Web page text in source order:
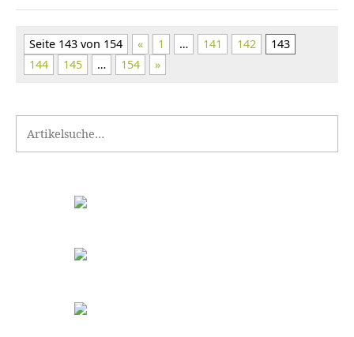
Seite 143 von 154 « 1 … 141 142
143
144
145 … 154 »